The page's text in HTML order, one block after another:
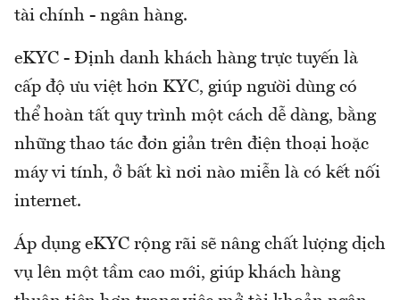
tài chính - ngân hàng.
eKYC - Định danh khách hàng trực tuyến là
cấp độ ưu việt hơn KYC, giúp người dùng có
thể hoàn tất quy trình một cách dễ dàng, bằng
những thao tác đơn giản trên điện thoại hoặc
máy vi tính, ở bất kì nơi nào miễn là có kết nối
internet.
Áp dụng eKYC rộng rãi sẽ nâng chất lượng dịch
vụ lên một tầm cao mới, giúp khách hàng